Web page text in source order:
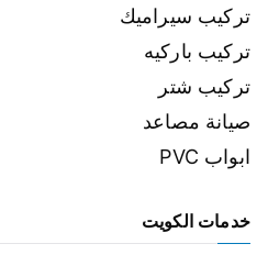
تركيب سيراميك
تركيب باركيه
تركيب شتر
صيانة مصاعد
ابواب PVC
خدمات الكويت